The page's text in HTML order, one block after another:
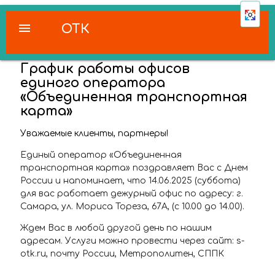
ОТК
menu
График работы офисов
единого оператора
«Объединенная транспортная
карта»
Уважаемые клиенты, партнеры!
Единый оператор «Объединенная
транспортная карта» поздравляет Вас с Днем
России и напоминает, что 14.06.2025 (суббота)
для вас работает дежурный офис по адресу: г.
Самара, ул. Мориса Тореза, 67А, (с 10.00 до 14.00).
Ждем Вас в любой другой день по нашим
адресам. Услуги можно провести через сайт: s-
otk.ru, почту России, Метрополитен, СППК